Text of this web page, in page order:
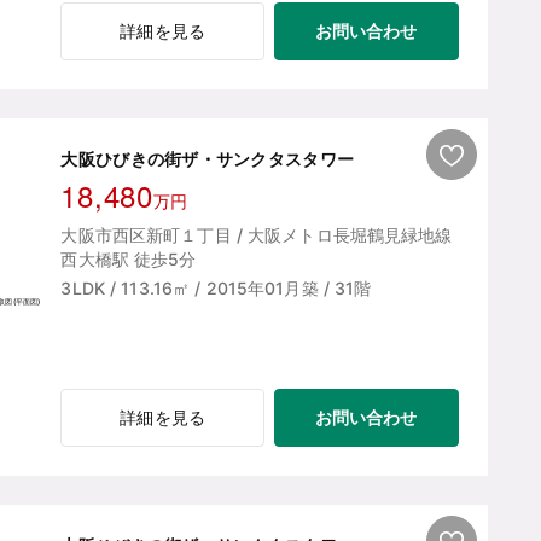
詳細を見る お問い合わせ
大阪ひびきの街ザ・サンクタスタワー
18,480万円
大阪市西区新町１丁目 / 大阪メトロ長堀鶴見緑地線
西大橋駅 徒歩5分
3LDK / 113.16㎡ / 2015年01月築 / 31階
詳細を見る お問い合わせ